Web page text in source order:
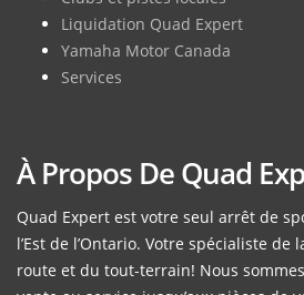
Liquidation Quad Expert
Yamaha Motor Canada
Services
À Propos De Quad
Quad Expert est votre seul arrêt de
l’Est de l’Ontario. Votre spécialiste de
route et du tout-terrain! Nous